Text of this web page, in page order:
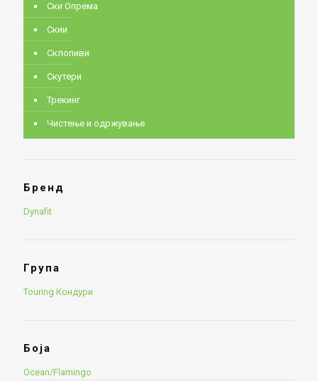
Ски Опрема
Скии
Склопиви
Скутери
Трекинг
Чистење и одржување
Бренд
Dynafit
Група
Touring Кондури
Боја
Ocean/Flamingo